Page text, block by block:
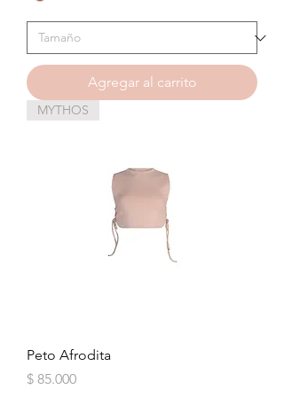
Agregar al carrito
MYTHOS
Peto Afrodita
Precio
$ 85.000